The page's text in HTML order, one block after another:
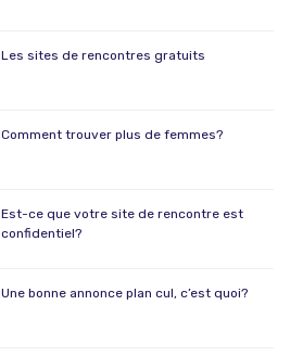
Les sites de rencontres gratuits
Comment trouver plus de femmes?
Est-ce que votre site de rencontre est
confidentiel?
Une bonne annonce plan cul, c’est quoi?